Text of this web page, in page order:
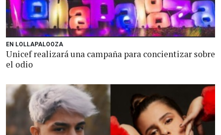
EN LOLLAPALOOZA
Unicef realizará una campaña para concientizar sobre
el odio